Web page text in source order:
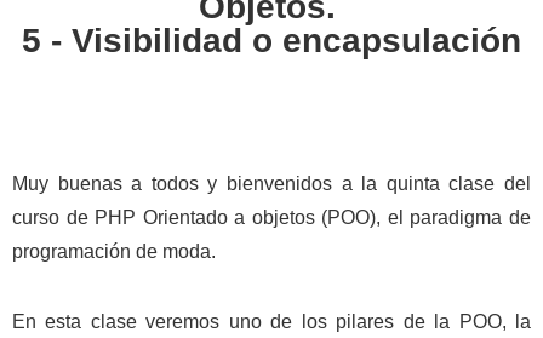
5 - Visibilidad o encapsulación
Muy buenas a todos y bienvenidos a la quinta clase del
curso de PHP Orientado a objetos (POO), el paradigma de
programación de moda.
En esta clase veremos uno de los pilares de la POO, la